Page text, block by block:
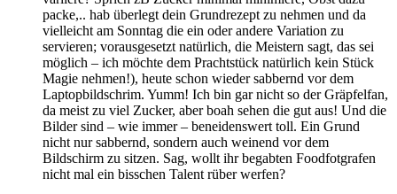
packe,.. hab überlegt dein Grundrezept zu nehmen und da
vielleicht am Sonntag die ein oder andere Variation zu
servieren; vorausgesetzt natürlich, die Meistern sagt, das sei
möglich – ich möchte dem Prachtstück natürlich kein Stück
Magie nehmen!), heute schon wieder sabbernd vor dem
Laptopbildschrim. Yumm! Ich bin gar nicht so der Gräpfelfan,
da meist zu viel Zucker, aber boah sehen die gut aus! Und die
Bilder sind – wie immer – beneidenswert toll. Ein Grund
nicht nur sabbernd, sondern auch weinend vor dem
Bildschirm zu sitzen. Sag, wollt ihr begabten Foodfotgrafen
nicht mal ein bisschen Talent rüber werfen?